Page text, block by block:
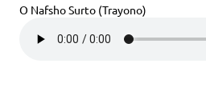
O Nafsho Surto (Trayono)